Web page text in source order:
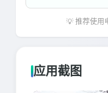
💡 推荐使用
应用截图